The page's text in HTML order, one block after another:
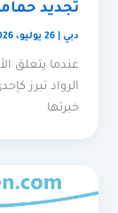
تجديد
دبي |26 يوليو، 2026
عندما يتعلق
الرواد تبرز
خبرتها